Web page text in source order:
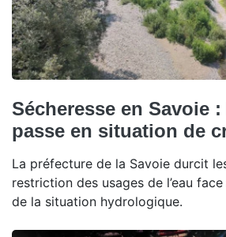
Sécheresse en Savoie
passe en situation de
La préfecture de la Savoie durcit
restriction des usages de l’eau
de la situation hydrologique.